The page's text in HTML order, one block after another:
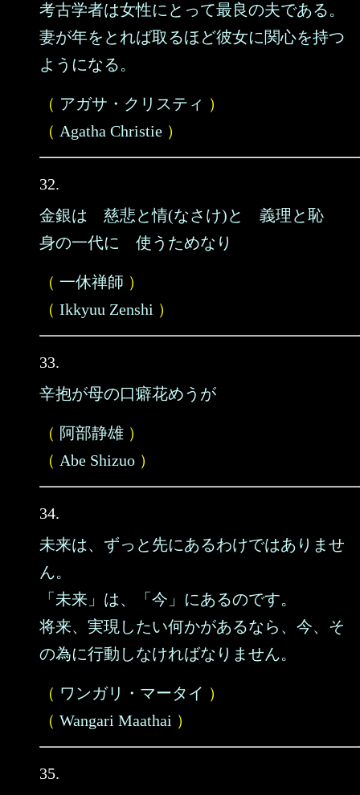
考古学者は女性にとって最良の夫である。
妻が年をとれば取るほど彼女に関心を持つ
ようになる。
（ アガサ・クリスティ ）
（ Agatha Christie ）
32.
金銀は 慈悲と情(なさけ)と 義理と恥
身の一代に 使うためなり
（ 一休禅師 ）
（ Ikkyuu Zenshi ）
33.
辛抱が母の口癖花めうが
（ 阿部静雄 ）
（ Abe Shizuo ）
34.
未来は、ずっと先にあるわけではありませ
ん。
「未来」は、「今」にあるのです。
将来、実現したい何かがあるなら、今、そ
の為に行動しなければなりません。
（ ワンガリ・マータイ ）
（ Wangari Maathai ）
35.